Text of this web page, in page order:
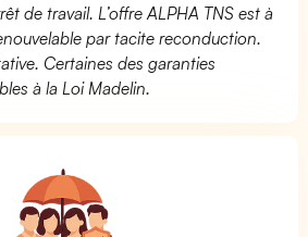
de travail. L’offre ALPHA TNS est à
par tacite reconduction.
Certaines des garanties
à la Loi Madelin.